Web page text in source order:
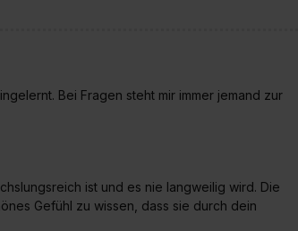
Bei Fragen steht mir immer jemand zur
ist und es nie langweilig wird. Die
Gefühl zu wissen, dass sie durch dein